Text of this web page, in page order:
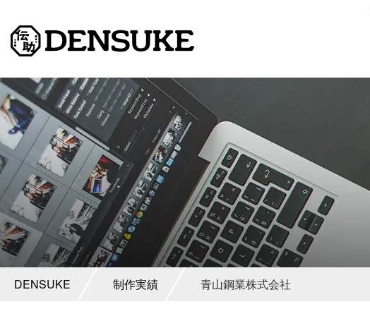
DENSUKE 制作実績 青山鋼業株式会社